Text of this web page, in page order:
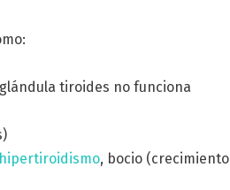
tiroides no funciona
hipertiroidismo, bocio (crecimiento